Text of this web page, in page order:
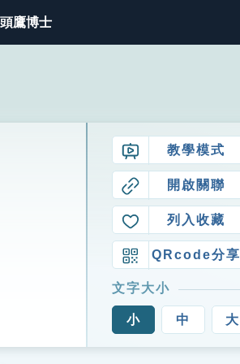
鷹博士
教學模式
開啟關聯
列入收藏
QRcode分享
文字大小
小 中 大